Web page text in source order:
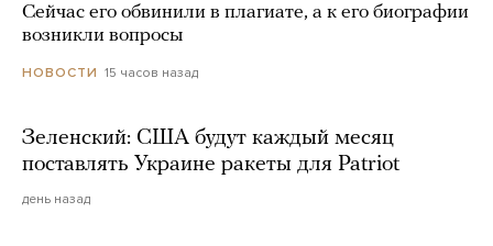
Сейчас его обвинили в плагиате, а к его биографии
возникли вопросы
НОВОСТИ 15 часов назад
Зеленский: США будут каждый месяц
поставлять Украине ракеты для Patriot
день назад